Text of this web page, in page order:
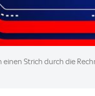
Strich durch die